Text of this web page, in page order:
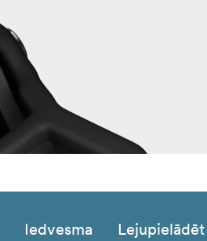
Iedvesma Lejupielādēt